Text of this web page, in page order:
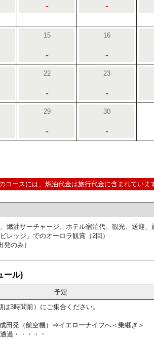
- -
15
-
16
-
22
-
23
-
29
-
30
-
ースには、燃油代金は旅行代金に含まれていま
燃油サーチャージ、ホテル宿泊代、観光、送迎
レッジ」でのオーロラ観賞（2回）
発のみ）
ール)
予定
3時間前）にご集合ください。
成田発（航空機）⇒イエローナイフへ＜乗継ぎ＞
過・・・・・